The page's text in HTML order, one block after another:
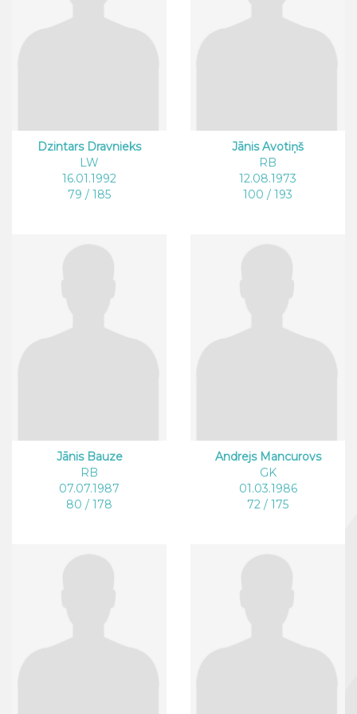
Dzintars Dravnieks
LW
16.01.1992
79 / 185
Jānis Avotiņš
RB
12.08.1973
100 / 193
Jānis Bauze
RB
07.07.1987
80 / 178
Andrejs Mancurovs
GK
01.03.1986
72 / 175